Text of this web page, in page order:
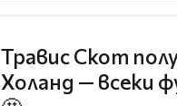
Травис Скот
Холанд — всеки